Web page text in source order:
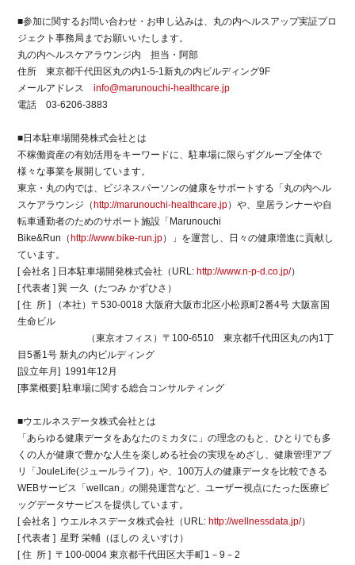
■参加に関するお問い合わせ・お申し込みは、丸の内ヘルスアップ実証プロ
ジェクト事務局までお願いいたします。
丸の内ヘルスケアラウンジ内 担当・阿部
住所 東京都千代田区丸の内1-5-1新丸の内ビルディング9F
メールアドレスinfo@marunouchi-healthcare.jp
電話 03-6206-3883
■日本駐車場開発株式会社とは
不稼働資産の有効活用をキーワードに、駐車場に限らずグループ全体で
様々な事業を展開しています。
東京・丸の内では、ビジネスパーソンの健康をサポートする「丸の内ヘル
スケアラウンジ（ http://marunouchi-healthcare.jp）や、皇居ランナーや自
転車通勤者のためのサポート施設「Marunouchi
Bike&Run（ http://www.bike-run.jp）」を運営し、日々の健康増進に貢献し
ています。
[ 会社名 ] 日本駐車場開発株式会社（URL: http://www.n-p-d.co.jp/）
[ 代表者 ] 巽 一久（たつみ かずひさ）
[ 住 所 ] （本社）〒530-0018 大阪府大阪市北区小松原町2番4号 大阪富国
生命ビル
（東京オフィス）〒100-6510 東京都千代田区丸の内1丁
目5番1号 新丸の内ビルディング
[設立年月] 1991年12月
[事業概要] 駐車場に関する総合コンサルティング
■ウエルネスデータ株式会社とは
「あらゆる健康データをあなたのミカタに」の理念のもと、ひとりでも多
くの人が健康で豊かな人生を楽しめる社会の実現をめざし、健康管理アプ
リ「JouleLife(ジュールライフ)」や、100万人の健康データを比較できる
WEBサービス「wellcan」の開発運営など、ユーザー視点にたった医療ビ
ッグデータサービスを提供しています。
[ 会社名 ] ウエルネスデータ株式会社（URL: http://wellnessdata.jp/）
[ 代表者 ] 星野 栄輔（ほしの えいすけ）
[ 住 所 ] 〒100-0004 東京都千代田区大手町1－9－2